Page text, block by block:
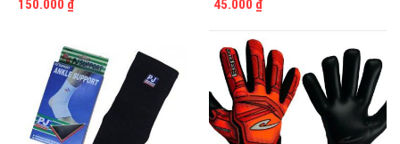
150.000 ₫ 45.000 ₫